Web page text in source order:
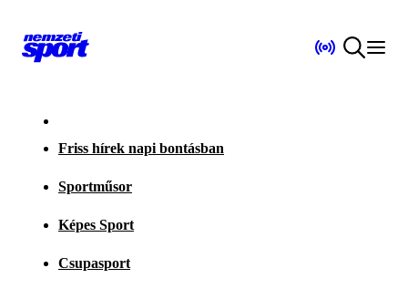
Friss hírek napi bontásban
Sportműsor
Képes Sport
Csupasport